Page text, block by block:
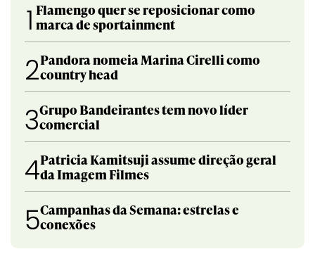
1 Flamengo quer se reposicionar como
marca de sportainment
2Pandora nomeia Marina Cirelli como
country head
3Grupo Bandeirantes tem novo líder
comercial
4Patricia Kamitsuji assume direção geral
da Imagem Filmes
5Campanhas da Semana: estrelas e
conexões